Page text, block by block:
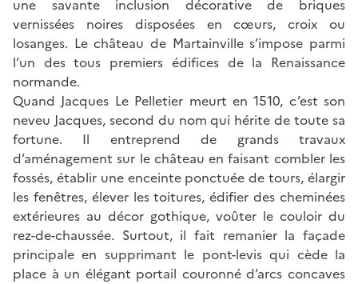
une savante inclusion décorative de briques
vernissées noires disposées en cœurs, croix ou
losanges. Le château de Martainville s’impose parmi
l’un des tous premiers édifices de la Renaissance
normande.
Quand Jacques Le Pelletier meurt en 1510, c’est son
neveu Jacques, second du nom qui hérite de toute sa
fortune. Il entreprend de grands travaux
d’aménagement sur le château en faisant combler les
fossés, établir une enceinte ponctuée de tours, élargir
les fenêtres, élever les toitures, édifier des cheminées
extérieures au décor gothique, voûter le couloir du
rez-de-chaussée. Surtout, il fait remanier la façade
principale en supprimant le pont-levis qui cède la
place à un élégant portail couronné d’arcs concaves